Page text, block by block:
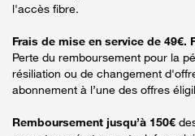
l'accès fibre.
Frais de mise en service de 49€.
Perte du remboursement pour la
résiliation ou de changement
abonnement à l’une des offres
Remboursement jusqu’à 150€